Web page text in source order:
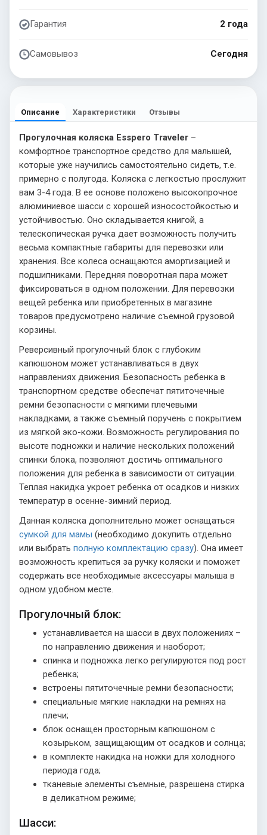
Гарантия 2 года
Самовывоз Сегодня
Описание Характеристики Отзывы
Прогулочная коляска Esspero Traveler –
комфортное транспортное средство для малышей,
которые уже научились самостоятельно сидеть, т.е.
примерно с полугода. Коляска с легкостью прослужит
вам 3-4 года. В ее основе положено высокопрочное
алюминиевое шасси с хорошей износостойкостью и
устойчивостью. Оно складывается книгой, а
телескопическая ручка дает возможность получить
весьма компактные габариты для перевозки или
хранения. Все колеса оснащаются амортизацией и
подшипниками. Передняя поворотная пара может
фиксироваться в одном положении. Для перевозки
вещей ребенка или приобретенных в магазине
товаров предусмотрено наличие съемной грузовой
корзины.
Реверсивный прогулочный блок с глубоким
капюшоном может устанавливаться в двух
направлениях движения. Безопасность ребенка в
транспортном средстве обеспечат пятиточечные
ремни безопасности с мягкими плечевыми
накладками, а также съемный поручень с покрытием
из мягкой эко-кожи. Возможность регулирования по
высоте подножки и наличие нескольких положений
спинки блока, позволяют достичь оптимального
положения для ребенка в зависимости от ситуации.
Теплая накидка укроет ребенка от осадков и низких
температур в осенне-зимний период.
Данная коляска дополнительно может оснащаться
сумкой для мамы (необходимо докупить отдельно
или выбрать полную комплектацию сразу). Она имеет
возможность крепиться за ручку коляски и поможет
содержать все необходимые аксессуары малыша в
одном удобном месте.
Прогулочный блок:
устанавливается на шасси в двух положениях –
по направлению движения и наоборот;
спинка и подножка легко регулируются под рост
ребенка;
встроены пятиточечные ремни безопасности;
специальные мягкие накладки на ремнях на
плечи;
блок оснащен просторным капюшоном с
козырьком, защищающим от осадков и солнца;
в комплекте накидка на ножки для холодного
периода года;
тканевые элементы съемные, разрешена стирка
в деликатном режиме;
Шасси: